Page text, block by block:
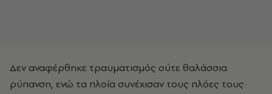
Δεν αναφέρθηκε τραυματισμός ούτε θαλάσσια
ρύπανση, ενώ τα πλοία συνέχισαν τους πλόες τους